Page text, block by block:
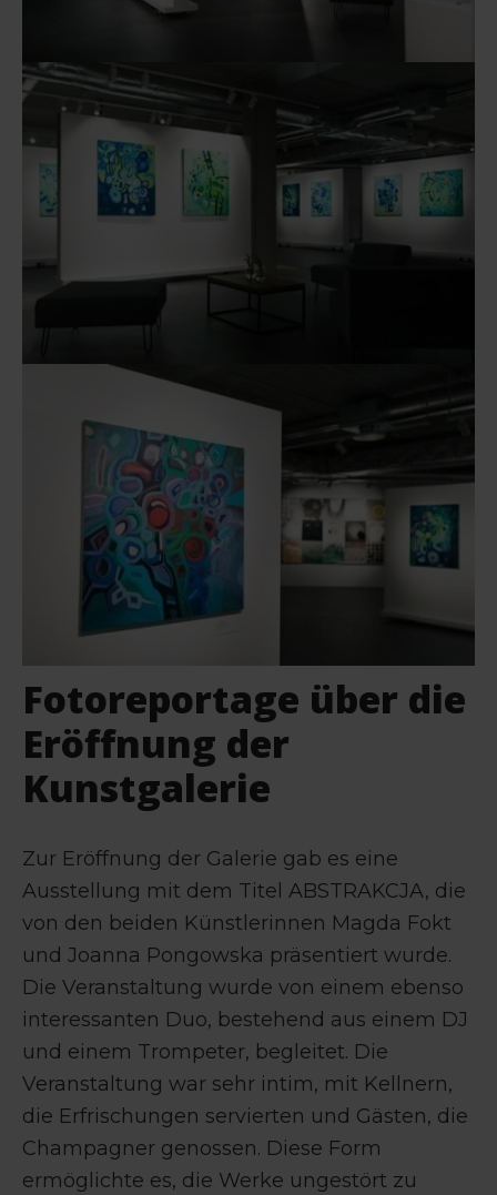
Fotoreportage über die
Eröffnung der
Kunstgalerie
Zur Eröffnung der Galerie gab es eine
Ausstellung mit dem Titel ABSTRAKCJA, die
von den beiden Künstlerinnen Magda Fokt
und Joanna Pongowska präsentiert wurde.
Die Veranstaltung wurde von einem ebenso
interessanten Duo, bestehend aus einem DJ
und einem Trompeter, begleitet. Die
Veranstaltung war sehr intim, mit Kellnern,
die Erfrischungen servierten und Gästen, die
Champagner genossen. Diese Form
ermöglichte es, die Werke ungestört zu